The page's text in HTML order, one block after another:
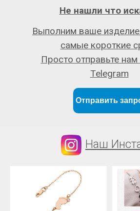
Отправить
Выполним ваше изделие
самые короткие
Просто отправьте
Telegram
Не нашли что
Наш